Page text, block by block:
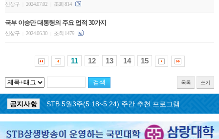
신상구 2024.07.02 조회 814
국부 이승만 대통령의 주요 업적 30가지
신상구 2024.06.30 조회 1479
11 12 13 14 15
목록 쓰기
공지사항
STB 5월4주(5.25~5.31) 주간 추천 프로그램
공지사항
STB 5월3주(5.18~5.24) 주간 추천 프로그램
공지사항
STB 4월마지막주(4.27~5.3) 주간 추천 프로그램
STB 4월4주(4.20~4.26) 주간 추천 프로그램
공지사항
STB 4월2주(4.6~4.12) 주간 추천 프로그램